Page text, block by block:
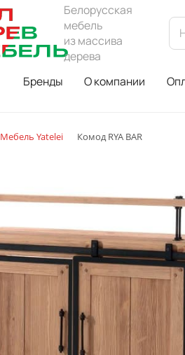
Белорусская
мебель
из массива
дерева
Бренды О компании
Мебель Yatelei Комод RYA BAR